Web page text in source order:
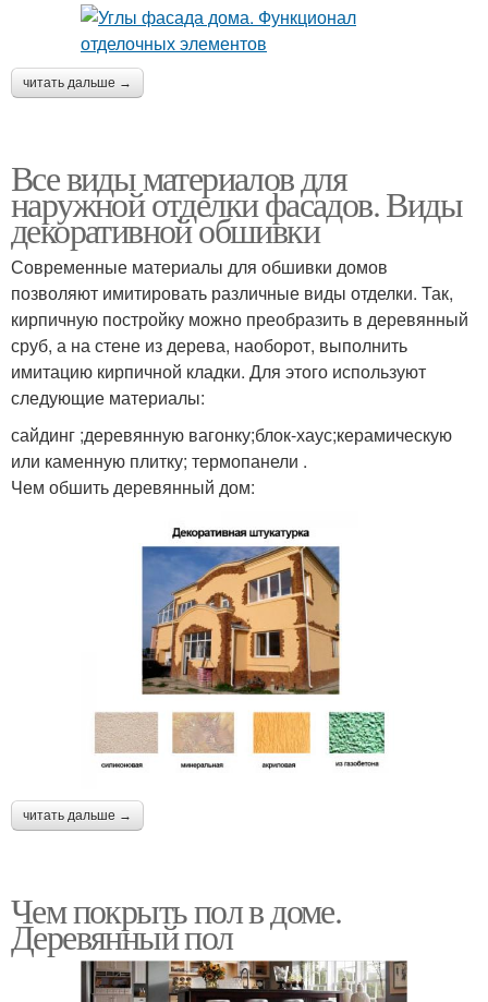
читать дальше →
Все виды материалов для
наружной отделки фасадов. Виды
декоративной обшивки
Современные материалы для обшивки домов
позволяют имитировать различные виды отделки. Так,
кирпичную постройку можно преобразить в деревянный
сруб, а на стене из дерева, наоборот, выполнить
имитацию кирпичной кладки. Для этого используют
следующие материалы:
сайдинг ;деревянную вагонку;блок-хаус;керамическую
или каменную плитку; термопанели .
Чем обшить деревянный дом:
читать дальше →
Чем покрыть пол в доме.
Деревянный пол